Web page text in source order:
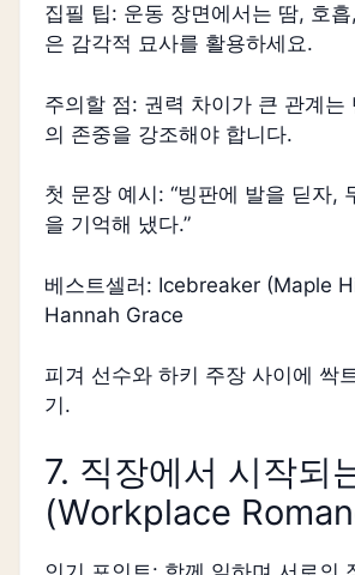
집필 팁: 운동 장면에서는 땀, 호
은 감각적 묘사를 활용하세요.
주의할 점: 권력 차이가 큰 관계는
의 존중을 강조해야 합니다.
첫 문장 예시: “빙판에 발을 딛자,
을 기억해 냈다.”
베스트셀러: Icebreaker (Maple
Hannah Grace
피겨 선수와 하키 주장 사이에 싹
기.
7. 직장에서 시작되
(Workplace